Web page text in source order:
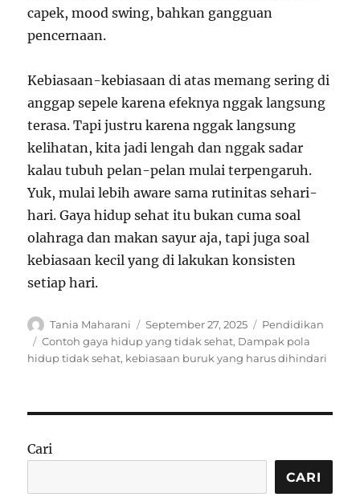
capek, mood swing, bahkan gangguan
pencernaan.
Kebiasaan-kebiasaan di atas memang sering di
anggap sepele karena efeknya nggak langsung
terasa. Tapi justru karena nggak langsung
kelihatan, kita jadi lengah dan nggak sadar
kalau tubuh pelan-pelan mulai terpengaruh.
Yuk, mulai lebih aware sama rutinitas sehari-
hari. Gaya hidup sehat itu bukan cuma soal
olahraga dan makan sayur aja, tapi juga soal
kebiasaan kecil yang di lakukan konsisten
setiap hari.
Author
Tania Maharani
Posted
on
September 27, 2025 Categories
Pendidikan
Tags
Contoh gaya hidup yang tidak sehat, Dampak pola
hidup tidak sehat, kebiasaan buruk yang harus dihindari
Cari
CARI